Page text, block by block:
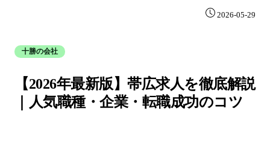
2026-05-29
十勝の会社
【2026年最新版】帯広求人を徹底解説
｜人気職種・企業・転職成功のコツ